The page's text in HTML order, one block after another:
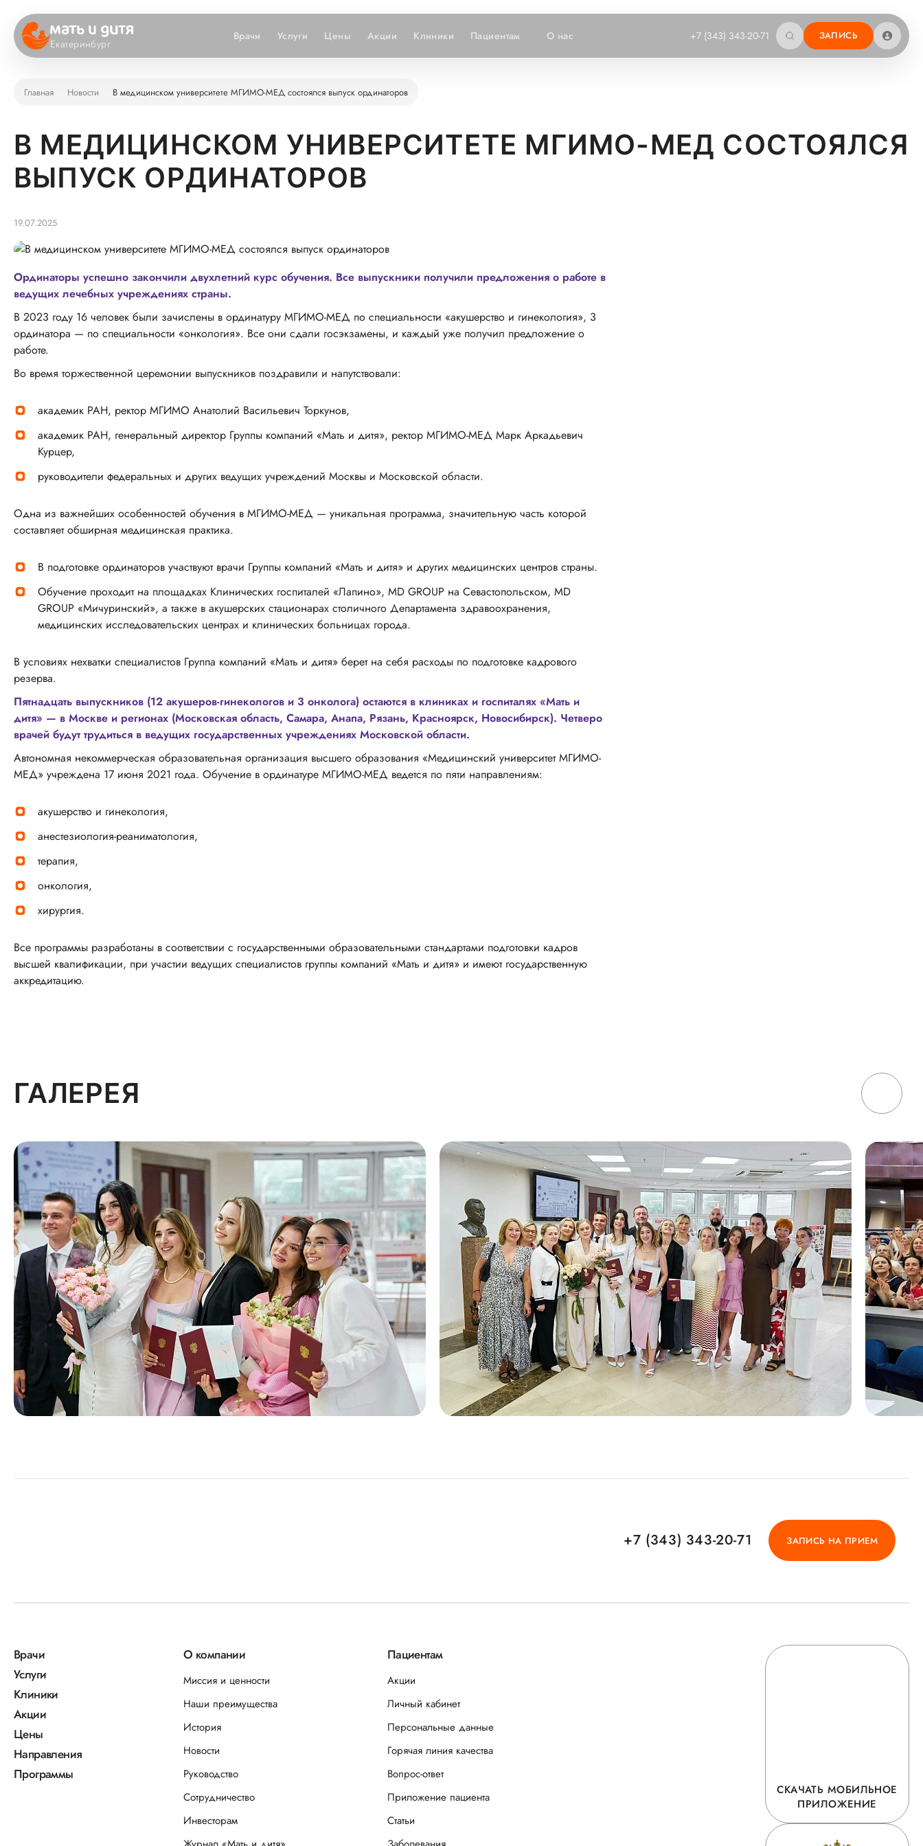
Екатеринбург
Врачи Услуги Цены Акции Клиники Пациентам О нас +7 (343) 343-20-71 ЗАПИСЬ
Главная Новости В медицинском университете МГИМО-МЕД состоялся выпуск ординаторов
В МЕДИЦИНСКОМ УНИВЕРСИТЕТЕ МГИМО-МЕД СОСТОЯЛСЯ
ВЫПУСК ОРДИНАТОРОВ
19.07.2025
Ординаторы успешно закончили двухлетний курс обучения. Все выпускники получили предложения о работе в
ведущих лечебных учреждениях страны.
В 2023 году 16 человек были зачислены в ординатуру МГИМО-МЕД по специальности «акушерство и гинекология», 3
ординатора — по специальности «онкология». Все они сдали госэкзамены, и каждый уже получил предложение о
работе.
Во время торжественной церемонии выпускников поздравили и напутствовали:
академик РАН, ректор МГИМО Анатолий Васильевич Торкунов,
академик РАН, генеральный директор Группы компаний «Мать и дитя», ректор МГИМО-МЕД Марк Аркадьевич
Курцер,
руководители федеральных и других ведущих учреждений Москвы и Московской области.
Одна из важнейших особенностей обучения в МГИМО-МЕД — уникальная программа, значительную часть которой
составляет обширная медицинская практика.
В подготовке ординаторов участвуют врачи Группы компаний «Мать и дитя» и других медицинских центров страны.
Обучение проходит на площадках Клинических госпиталей «Лапино», МD GROUP на Севастопольском, МD
GROUP «Мичуринский», а также в акушерских стационарах столичного Департамента здравоохранения,
медицинских исследовательских центрах и клинических больницах города.
В условиях нехватки специалистов Группа компаний «Мать и дитя» берет на себя расходы по подготовке кадрового
резерва.
Пятнадцать выпускников (12 акушеров-гинекологов и 3 онколога) остаются в клиниках и госпиталях «Мать и
дитя» — в Москве и регионах (Московская область, Самара, Анапа, Рязань, Красноярск, Новосибирск). Четверо
врачей будут трудиться в ведущих государственных учреждениях Московской области.
Автономная некоммерческая образовательная организация высшего образования «Медицинский университет МГИМО-
МЕД» учреждена 17 июня 2021 года. Обучение в ординатуре МГИМО-МЕД ведется по пяти направлениям:
акушерство и гинекология,
анестезиология-реаниматология,
терапия,
онкология,
хирургия.
Все программы разработаны в соответствии с государственными образовательными стандартами подготовки кадров
высшей квалификации, при участии ведущих специалистов группы компаний «Мать и дитя» и имеют государственную
аккредитацию.
ГАЛЕРЕЯ
+7 (343) 343-20-71 ЗАПИСЬ НА ПРИЕМ
Врачи
Услуги
Клиники
Акции
Цены
Направления
Программы
О компании
Миссия и ценности
Наши преимущества
История
Новости
Руководство
Сотрудничество
Инвесторам
Пациентам
Акции
Личный кабинет
Персональные данные
Горячая линия качества
Вопрос-ответ
Приложение пациента
Статьи
СКАЧАТЬ МОБИЛЬНОЕ
ПРИЛОЖЕНИЕ